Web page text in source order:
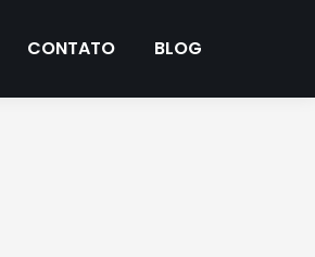
CONTATO BLOG